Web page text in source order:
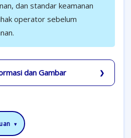
dan standar keamanan
operator sebelum
dan Gambar
▾